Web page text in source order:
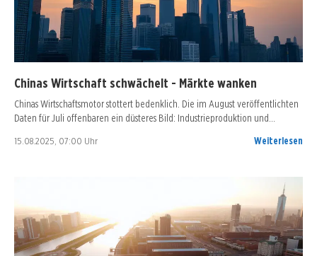
Chinas Wirtschaft schwächelt - Märkte wanken
Chinas Wirtschaftsmotor stottert bedenklich. Die im August veröffentlichten
Daten für Juli offenbaren ein düsteres Bild: Industrieproduktion und…
15.08.2025, 07:00 Uhr Weiterlesen